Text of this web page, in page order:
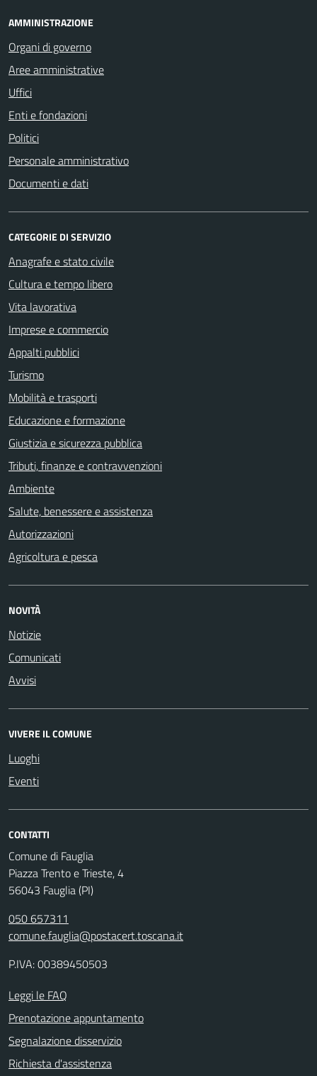
AMMINISTRAZIONE
Organi di governo
Aree amministrative
Uffici
Enti e fondazioni
Politici
Personale amministrativo
Documenti e dati
CATEGORIE DI SERVIZIO
Anagrafe e stato civile
Cultura e tempo libero
Vita lavorativa
Imprese e commercio
Appalti pubblici
Turismo
Mobilità e trasporti
Educazione e formazione
Giustizia e sicurezza pubblica
Tributi, finanze e contravvenzioni
Ambiente
Salute, benessere e assistenza
Autorizzazioni
Agricoltura e pesca
NOVITÀ
Notizie
Comunicati
Avvisi
VIVERE IL COMUNE
Luoghi
Eventi
CONTATTI
Comune di Fauglia
Piazza Trento e Trieste, 4
56043 Fauglia (PI)
050 657311
comune.fauglia@postacert.toscana.it
P.IVA: 00389450503
Leggi le FAQ
Prenotazione appuntamento
Segnalazione disservizio
Richiesta d'assistenza